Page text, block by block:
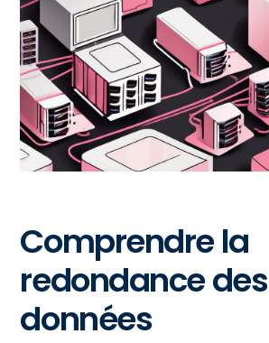
Comprendre la
redondance des
données